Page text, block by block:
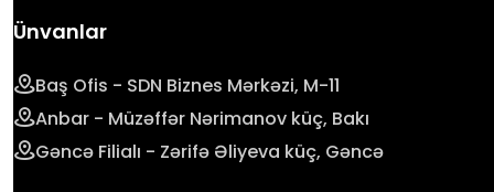
Ünvanlar
Baş Ofis - SDN Biznes Mərkəzi, M-11
Anbar - Müzəffər Nərimanov küç, Bakı
Gəncə Filialı - Zərifə Əliyeva küç, Gəncə